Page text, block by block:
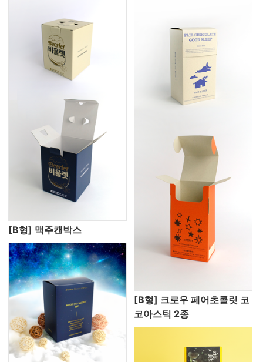
[B형] 맥주캔박스
[B형] 크로우 페어초콜릿 코
코아스틱 2종